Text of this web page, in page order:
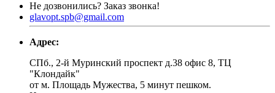
Не дозвонились? Заказ звонка!
glavopt.spb@gmail.com
Адрес:
СПб., 2-й Муринский проспект д.38 офис 8, ТЦ
"Клондайк"
от м. Площадь Мужества, 5 минут пешком.